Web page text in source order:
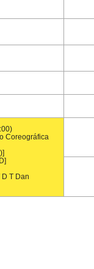
Coreográfica
T Dan